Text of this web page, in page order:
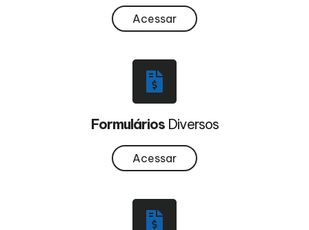
Acessar
Formulários Diversos
Acessar